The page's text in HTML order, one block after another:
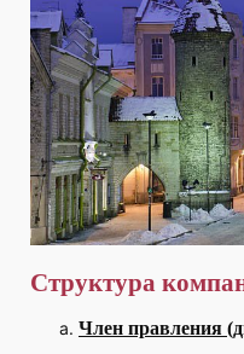
Структура
Член правления